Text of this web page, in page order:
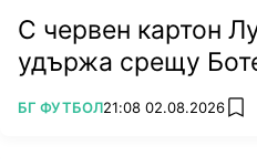
С червен картон
удържа срещу
ПОВЕЧЕ ОТ
БГ ФУТБОЛ21:08 02.08.2026